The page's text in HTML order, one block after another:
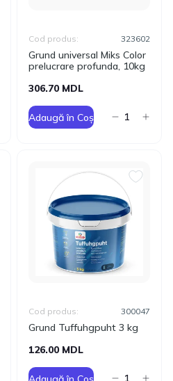
Grund universal Мiks Color
prelucrare profunda, 10kg
Cod produs: 323602
306.70 MDL
Adaugă în Coș
Grund Tuffuhgpuht 3 kg
Cod produs: 300047
126.00 MDL